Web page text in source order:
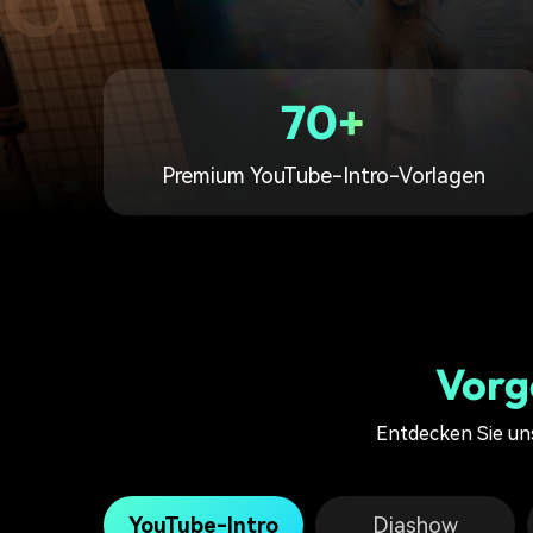
70+
Premium YouTube-Intro-Vorlagen
Entdecken Sie
YouTube-Intro Diashow